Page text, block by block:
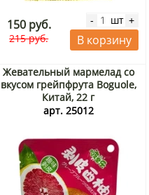
150 руб.
215 руб.
- шт +
В корзину
Жевательный мармелад со
вкусом грейпфрута Boguole,
Китай, 22 г
арт. 25012